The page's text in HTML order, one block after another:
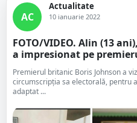
AC
Actualitate
10 ianuarie 2022
FOTO/VIDEO. Alin (13
a impresionat pe
Premierul britanic Boris Johnson a
circumscripția sa electorală, pentru
adaptat ...